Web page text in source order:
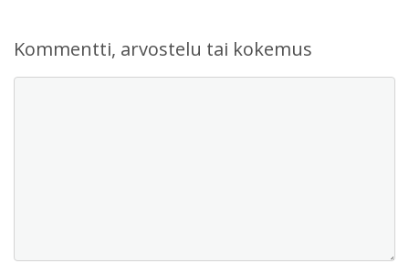
Kommentti, arvostelu tai kokemus